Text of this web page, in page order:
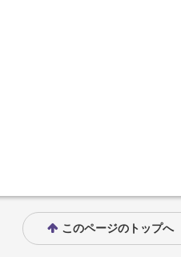
このページのトップへ